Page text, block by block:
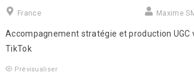
France Maxime
Accompagnement stratégie et production UGC
TikTok
Prévisualiser